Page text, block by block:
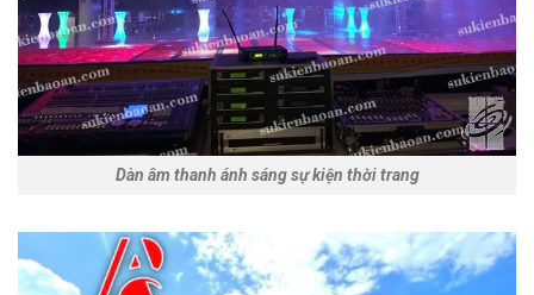
Dàn âm thanh ánh sáng sự kiện thời trang